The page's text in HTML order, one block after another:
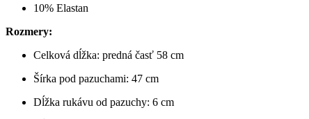
10% Elastan
Rozmery:
Celková dĺžka: predná časť 58 cm
Šírka pod pazuchami: 47 cm
Dĺžka rukávu od pazuchy: 6 cm